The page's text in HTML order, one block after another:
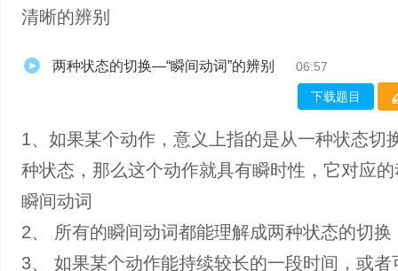
清晰的辨别
两种状态的切换—“瞬间动词”的辨别 06:57
下载题目
1、如果某个动作，意义上指的是从一种状态切
种状态，那么这个动作就具有瞬时性，它对应
瞬间动词
2、 所有的瞬间动词都能理解成两种状态的切换
3、 如果某个动作能持续较长的一段时间，或者